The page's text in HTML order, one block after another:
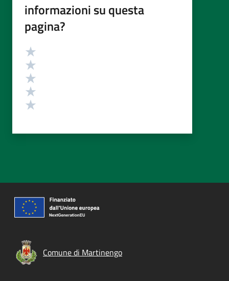
informazioni su questa
pagina?
Valutazione
Comune di Martinengo